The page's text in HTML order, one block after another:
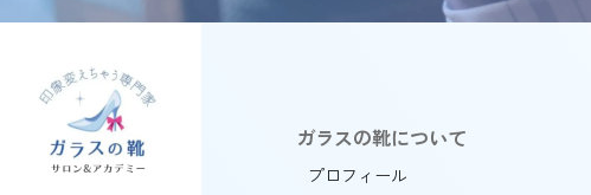
ガラスの靴について
プロフィール